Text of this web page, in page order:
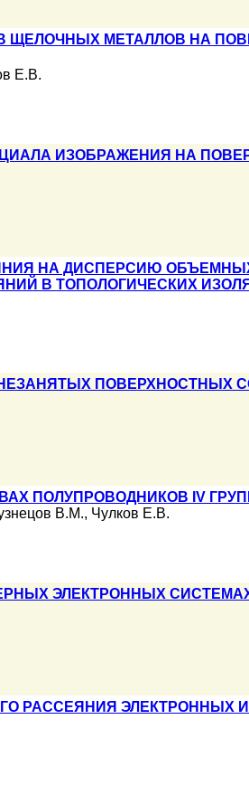
МЕТАЛЛОВ НА
Е.В.
ИЗОБРАЖЕНИЯ НА
НА ДИСПЕРСИЮ
В ТОПОЛОГИЧЕСКИХ
ПОВЕРХНОСТНЫХ
ПОЛУПРОВОДНИКОВ IV
В.М., Чулков Е.В.
ЭЛЕКТРОННЫХ
РАССЕЯНИЯ ЭЛЕКТРОННЫХ